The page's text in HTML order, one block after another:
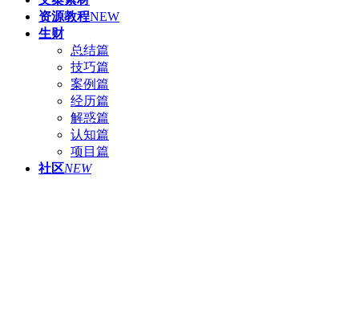
资源教程NEW
生财
总结篇
技巧篇
案例篇
经历篇
解惑篇
认知篇
项目篇
社区NEW